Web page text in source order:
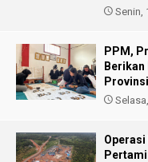
Senin,
PPM,